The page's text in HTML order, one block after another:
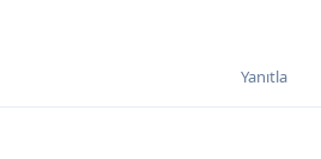
Yanıtla